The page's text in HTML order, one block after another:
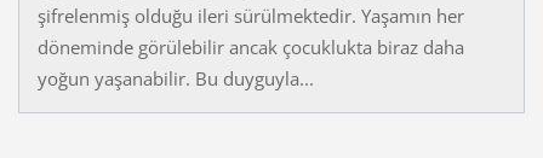
şifrelenmiş olduğu ileri sürülmektedir. Yaşamın her
döneminde görülebilir ancak çocuklukta biraz daha
yoğun yaşanabilir. Bu duyguyla...